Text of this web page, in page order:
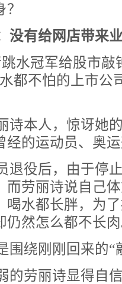
没有给网店带来
冠军给股市敲
都不怕的上市公
本人，惊讶她
经的运动员、奥
役后，由于停止
而劳丽诗说自己
喝水都长胖，为
仍然怎么都不长
绕刚刚回来的“
劳丽诗显得自信